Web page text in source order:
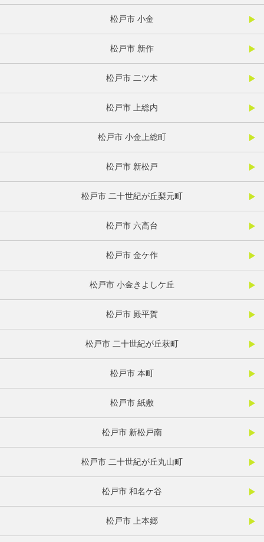
松戸市 小金
松戸市 新作
松戸市 二ツ木
松戸市 上総内
松戸市 小金上総町
松戸市 新松戸
松戸市 二十世紀が丘梨元町
松戸市 六高台
松戸市 金ケ作
松戸市 小金きよしケ丘
松戸市 殿平賀
松戸市 二十世紀が丘萩町
松戸市 本町
松戸市 紙敷
松戸市 新松戸南
松戸市 二十世紀が丘丸山町
松戸市 和名ケ谷
松戸市 上本郷